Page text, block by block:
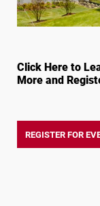
Click Here to
More and
REGISTER FOR